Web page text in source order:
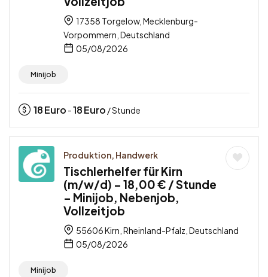
17358 Torgelow, Mecklenburg-
Vorpommern, Deutschland
05/08/2026
Minijob
18Euro -18Euro / Stunde
Produktion, Handwerk
Tischlerhelfer für Kirn
(m/w/d) – 18,00 € / Stunde
– Minijob, Nebenjob,
Vollzeitjob
55606 Kirn, Rheinland-Pfalz, Deutschland
05/08/2026
Minijob